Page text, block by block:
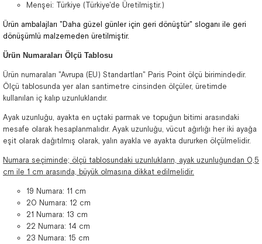
Menşei: Türkiye (Türkiye'de Üretilmiştir.)
Ürün ambalajları "Daha güzel günler için geri dönüştür" sloganı ile geri
dönüşümlü malzemeden üretilmiştir.
Ürün Numaraları Ölçü Tablosu
Ürün numaraları "Avrupa (EU) Standartları" Paris Point ölçü birimindedir.
Ölçü tablosunda yer alan santimetre cinsinden ölçüler, üretimde
kullanılan iç kalıp uzunluklarıdır.
Ayak uzunluğu, ayakta en uçtaki parmak ve topuğun bitimi arasındaki
mesafe olarak hesaplanmalıdır. Ayak uzunluğu, vücut ağırlığı her iki ayağa
eşit olarak dağıtılmış olarak, yalın ayakla ve ayakta dururken ölçülmelidir.
Numara seçiminde; ölçü tablosundaki uzunlukların, ayak uzunluğundan 0,5
cm ile 1 cm arasında, büyük olmasına dikkat edilmelidir.
19 Numara: 11 cm
20 Numara: 12 cm
21 Numara: 13 cm
22 Numara: 14 cm
23 Numara: 15 cm